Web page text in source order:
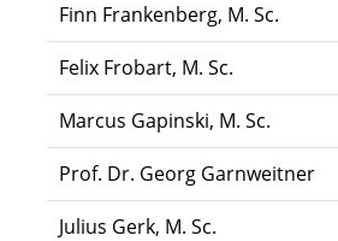
Finn Frankenberg, M. Sc.
Felix Frobart, M. Sc.
Marcus Gapinski, M. Sc.
Prof. Dr. Georg Garnweitner
Julius Gerk, M. Sc.